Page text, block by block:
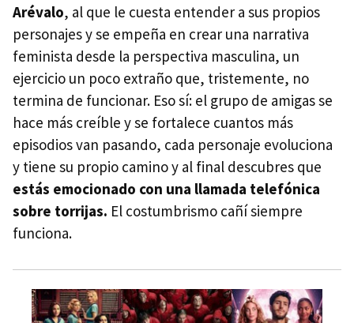
Arévalo, al que le cuesta entender a sus propios
personajes y se empeña en crear una narrativa
feminista desde la perspectiva masculina, un
ejercicio un poco extraño que, tristemente, no
termina de funcionar. Eso sí: el grupo de amigas se
hace más creíble y se fortalece cuantos más
episodios van pasando, cada personaje evoluciona
y tiene su propio camino y al final descubres que
estás emocionado con una llamada telefónica
sobre torrijas. El costumbrismo cañí siempre
funciona.